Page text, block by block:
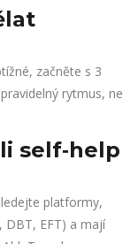
začněte s 3
rytmus, ne
self‑help
platformy,
DBT, EFT) a mají